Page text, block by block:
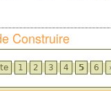
Construire
1 2 3 4 5 6